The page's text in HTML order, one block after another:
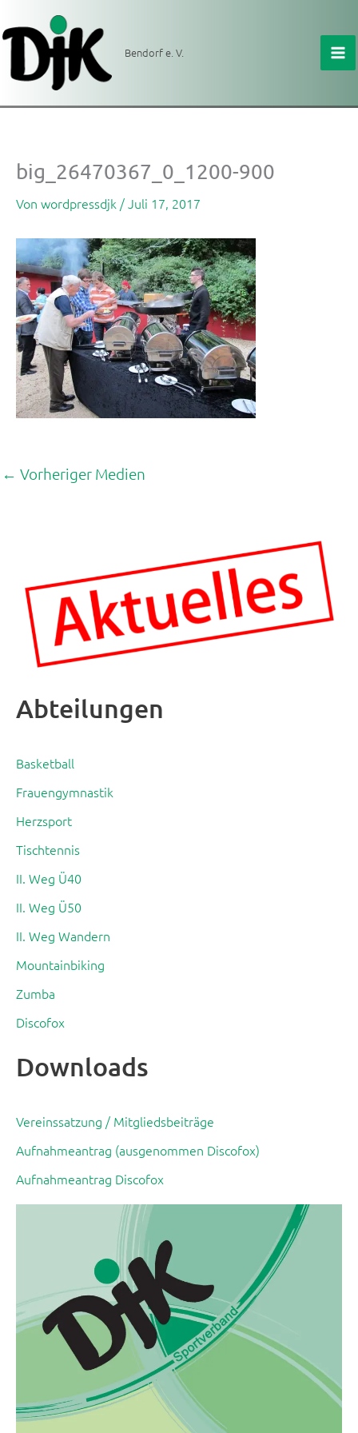
Inhalt
springen
Bendorf e. V.
Abteilungen
Basketball
Frauengymnastik
Herzsport
Tischtennis
II. Weg Ü40
II. Weg Ü50
II. Weg Wandern
Mountainbiking
Zumba
Discofox
Downloads
Vereinssatzung / Mitgliedsbeiträge
Aufnahmeantrag (ausgenommen Discofox)
Aufnahmeantrag Discofox
big_26470367_0_1200-900
Von wordpressdjk /Juli 17, 2017
← Vorheriger Medien